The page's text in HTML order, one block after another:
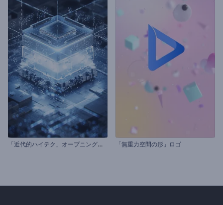
「
近代的ハイテク」オープニング動画 「無重力空間の形」ロゴ